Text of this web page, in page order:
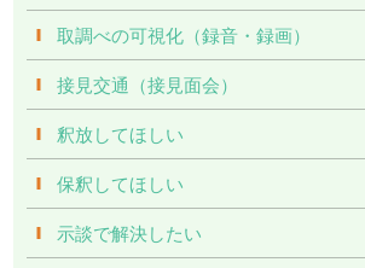
取調べの可視化（録音・録画）
接見交通（接見面会）
釈放してほしい
保釈してほしい
示談で解決したい